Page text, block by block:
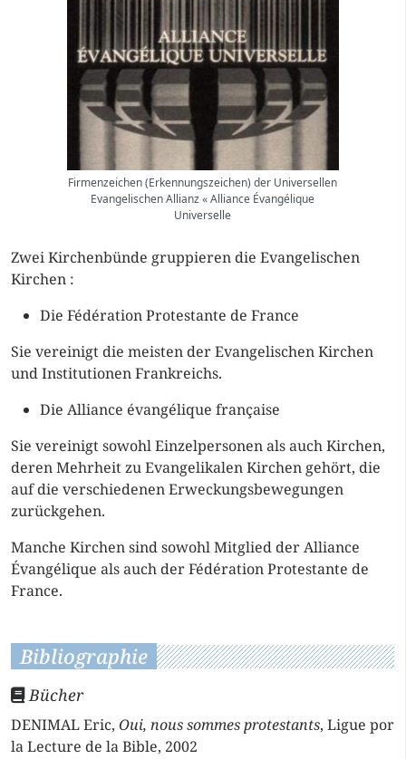
Firmenzeichen (Erkennungszeichen) der Universellen
Evangelischen Allianz « Alliance Évangélique
Universelle
Zwei Kirchenbünde gruppieren die Evangelischen
Kirchen :
Die Fédération Protestante de France
Sie vereinigt die meisten der Evangelischen Kirchen
und Institutionen Frankreichs.
Die Alliance évangélique française
Sie vereinigt sowohl Einzelpersonen als auch Kirchen,
deren Mehrheit zu Evangelikalen Kirchen gehört, die
auf die verschiedenen Erweckungsbewegungen
zurückgehen.
Manche Kirchen sind sowohl Mitglied der Alliance
Évangélique als auch der Fédération Protestante de
France.
Bibliographie
Bücher
DENIMAL Eric, Oui, nous sommes protestants, Ligue por
la Lecture de la Bible, 2002